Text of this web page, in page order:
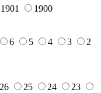
1901 1900
6 5 4 3
2
26 25 24
23